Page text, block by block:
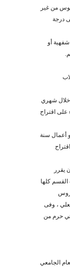
من غير
درجة
أو
.
خلال شهري
على اقتراح
أعمال سنة
يقرر
كلها
الفعلي ، وفى
حرم من
الجامعي